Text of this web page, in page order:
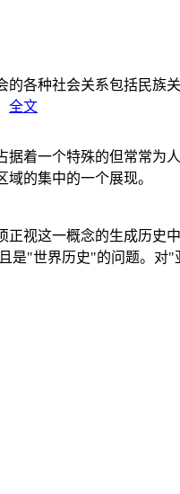
各种社会关系包括民
全文
着一个特殊的但常常
的集中的一个展现。
视这一概念的生成历
是"世界历史"的问题。